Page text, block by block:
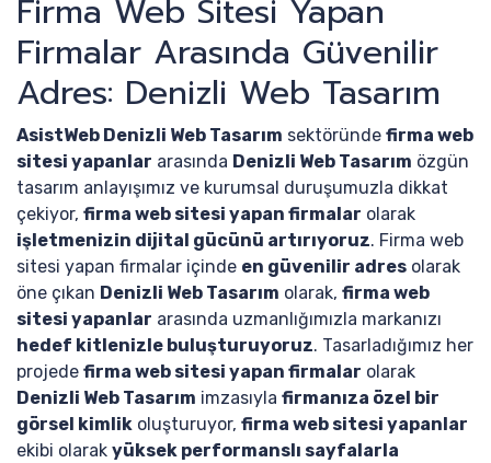
Firma Web Sitesi Yapan
Firmalar Arasında Güvenilir
Adres: Denizli Web Tasarım
AsistWeb Denizli Web Tasarım sektöründe firma web
sitesi yapanlar arasında Denizli Web Tasarım özgün
tasarım anlayışımız ve kurumsal duruşumuzla dikkat
çekiyor, firma web sitesi yapan firmalar olarak
işletmenizin dijital gücünü artırıyoruz. Firma web
sitesi yapan firmalar içinde en güvenilir adres olarak
öne çıkan Denizli Web Tasarım olarak, firma web
sitesi yapanlar arasında uzmanlığımızla markanızı
hedef kitlenizle buluşturuyoruz. Tasarladığımız her
projede firma web sitesi yapan firmalar olarak
Denizli Web Tasarım imzasıyla firmanıza özel bir
görsel kimlik oluşturuyor, firma web sitesi yapanlar
ekibi olarak yüksek performanslı sayfalarla